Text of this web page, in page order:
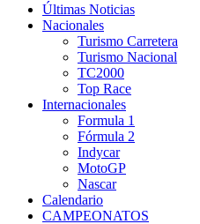
Últimas Noticias
Nacionales
Turismo Carretera
Turismo Nacional
TC2000
Top Race
Internacionales
Formula 1
Fórmula 2
Indycar
MotoGP
Nascar
Calendario
CAMPEONATOS